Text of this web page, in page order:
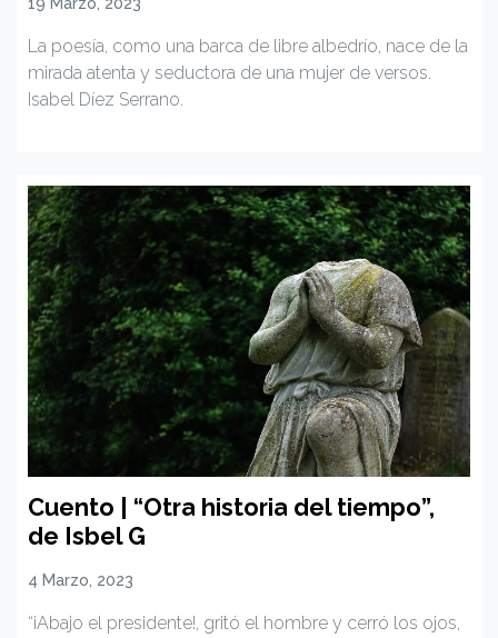
La poesía, como una barca de libre albedrío, nace de la
mirada atenta y seductora de una mujer de versos.
Isabel Díez Serrano.
Cuento | “Otra historia del tiempo”,
de Isbel G
4 Marzo, 2023
“¡Abajo el presidente!, gritó el hombre y cerró los ojos,